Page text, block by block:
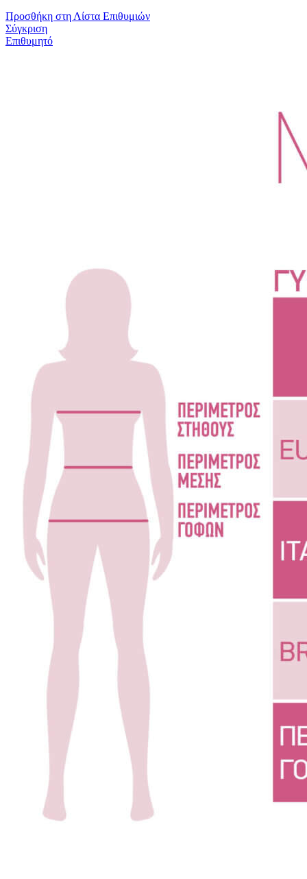
Προσθήκη στη Λίστα Επιθυμιών
Σύγκριση
Επιθυμητό